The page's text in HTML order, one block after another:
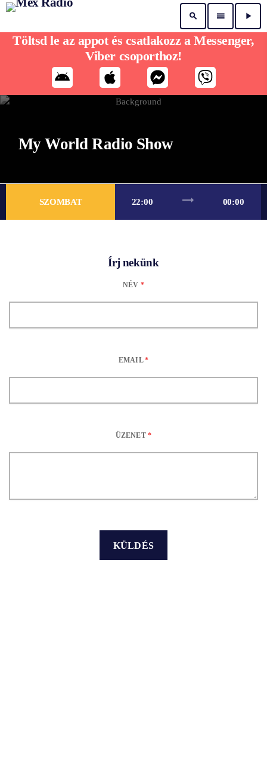
search menu play_arrow
My World Radio Show
SZOMBAT 22:00 trending_flat 00:00
Írj nekünk
NÉV *
EMAIL*
ÜZENET*
Töltsd le az appot és csatlakozz a Messenger,
Viber csoporthoz!